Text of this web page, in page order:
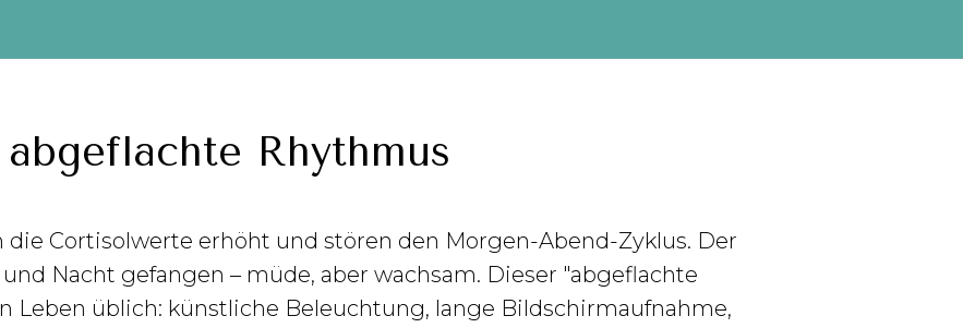
Rhythmus
die Cortisolwerte erhöht und stören den Morgen-Abend-Zyklus. Der
Nacht gefangen – müde, aber wachsam. Dieser "abgeflachte
Leben üblich: künstliche Beleuchtung, lange Bildschirmaufnahme,